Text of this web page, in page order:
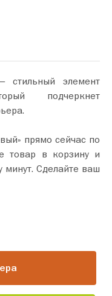
элемент
подчеркнет
прямо сейчас по
минут. Сделайте ваш